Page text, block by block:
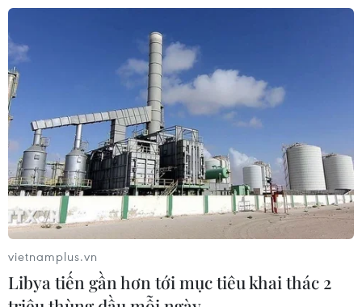
vietnamplus.vn
Libya tiến gần hơn tới mục tiêu khai thác 2